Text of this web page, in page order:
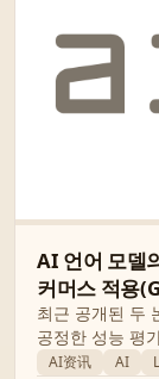
AI 언어 모델
커머스 적용
최근 공개된 두
공정한 성능 평
화를 위한
AI资讯 AI